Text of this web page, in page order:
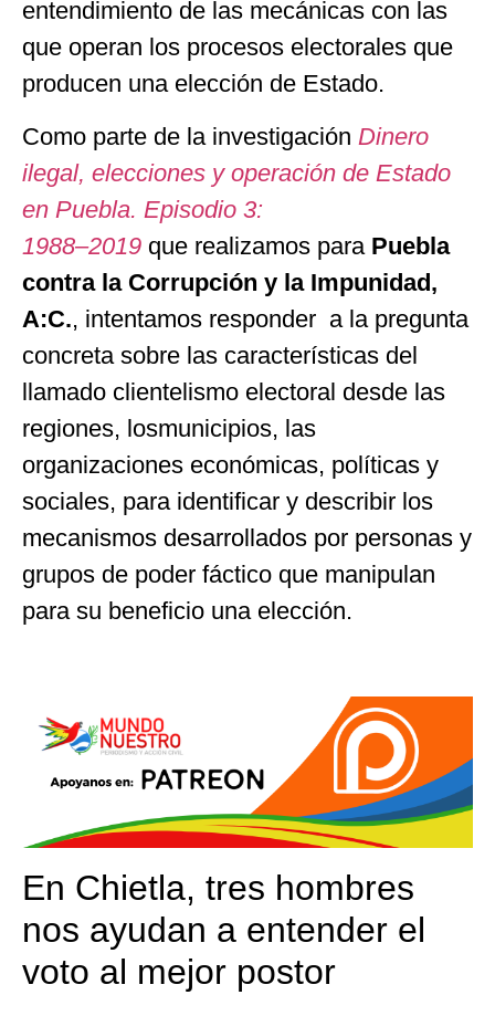
entendimiento de las mecánicas con las
que operan los procesos electorales que
producen una elección de Estado.
Como parte de la investigación Dinero
ilegal, elecciones y operación de Estado
en Puebla. Episodio 3:
1988–2019 que realizamos para Puebla
contra la Corrupción y la Impunidad,
A:C., intentamos responder a la pregunta
concreta sobre las características del
llamado clientelismo electoral desde las
regiones, losmunicipios, las
organizaciones económicas, políticas y
sociales, para identificar y describir los
mecanismos desarrollados por personas y
grupos de poder fáctico que manipulan
para su beneficio una elección.
En Chietla, tres hombres
nos ayudan a entender el
voto al mejor postor